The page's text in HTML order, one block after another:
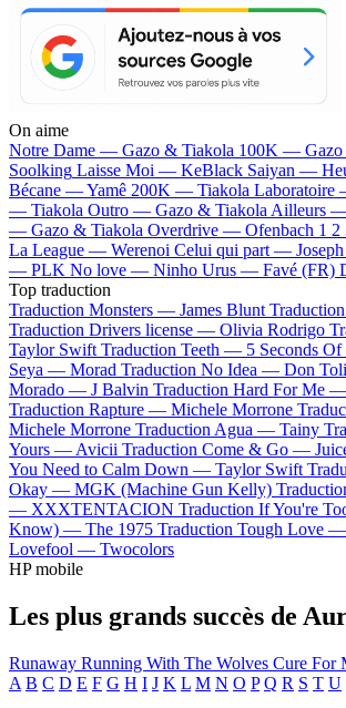
On aime
Notre Dame — Gazo & Tiakola 100K — Gazo
Soolking Laisse Moi — KeBlack Saiyan —
Bécane —Yamê 200K — Tiakola Laboratoire
— Tiakola Outro — Gazo & TiakolaAilleurs
— Gazo & Tiakola Overdrive — Ofenbach 1
La League — Werenoi Celui qui part —
— PLK No love — Ninho Urus — Favé (FR)
Top traduction
Traduction Monsters — James Blunt
Traduction Drivers license — Olivia Rodrigo
Taylor Swift Traduction Teeth — 5 Seconds Of
Seya — Morad Traduction No Idea — Don
Morado — J Balvin Traduction Hard For Me —
Traduction Rapture — Michele Morrone
Michele Morrone Traduction Agua — Tainy
Yours —Avicii Traduction Come & Go —
You Need to Calm Down — Taylor Swift
Okay — MGK (Machine Gun Kelly)
— XXXTENTACION Traduction If You're
Know) — The 1975 Traduction Tough Love —
Lovefool — Twocolors
HP mobile
Les plus grands succès de
Runaway Running With The Wolves Cure For
A B C D E F G H I J K L M N O P Q R S T U